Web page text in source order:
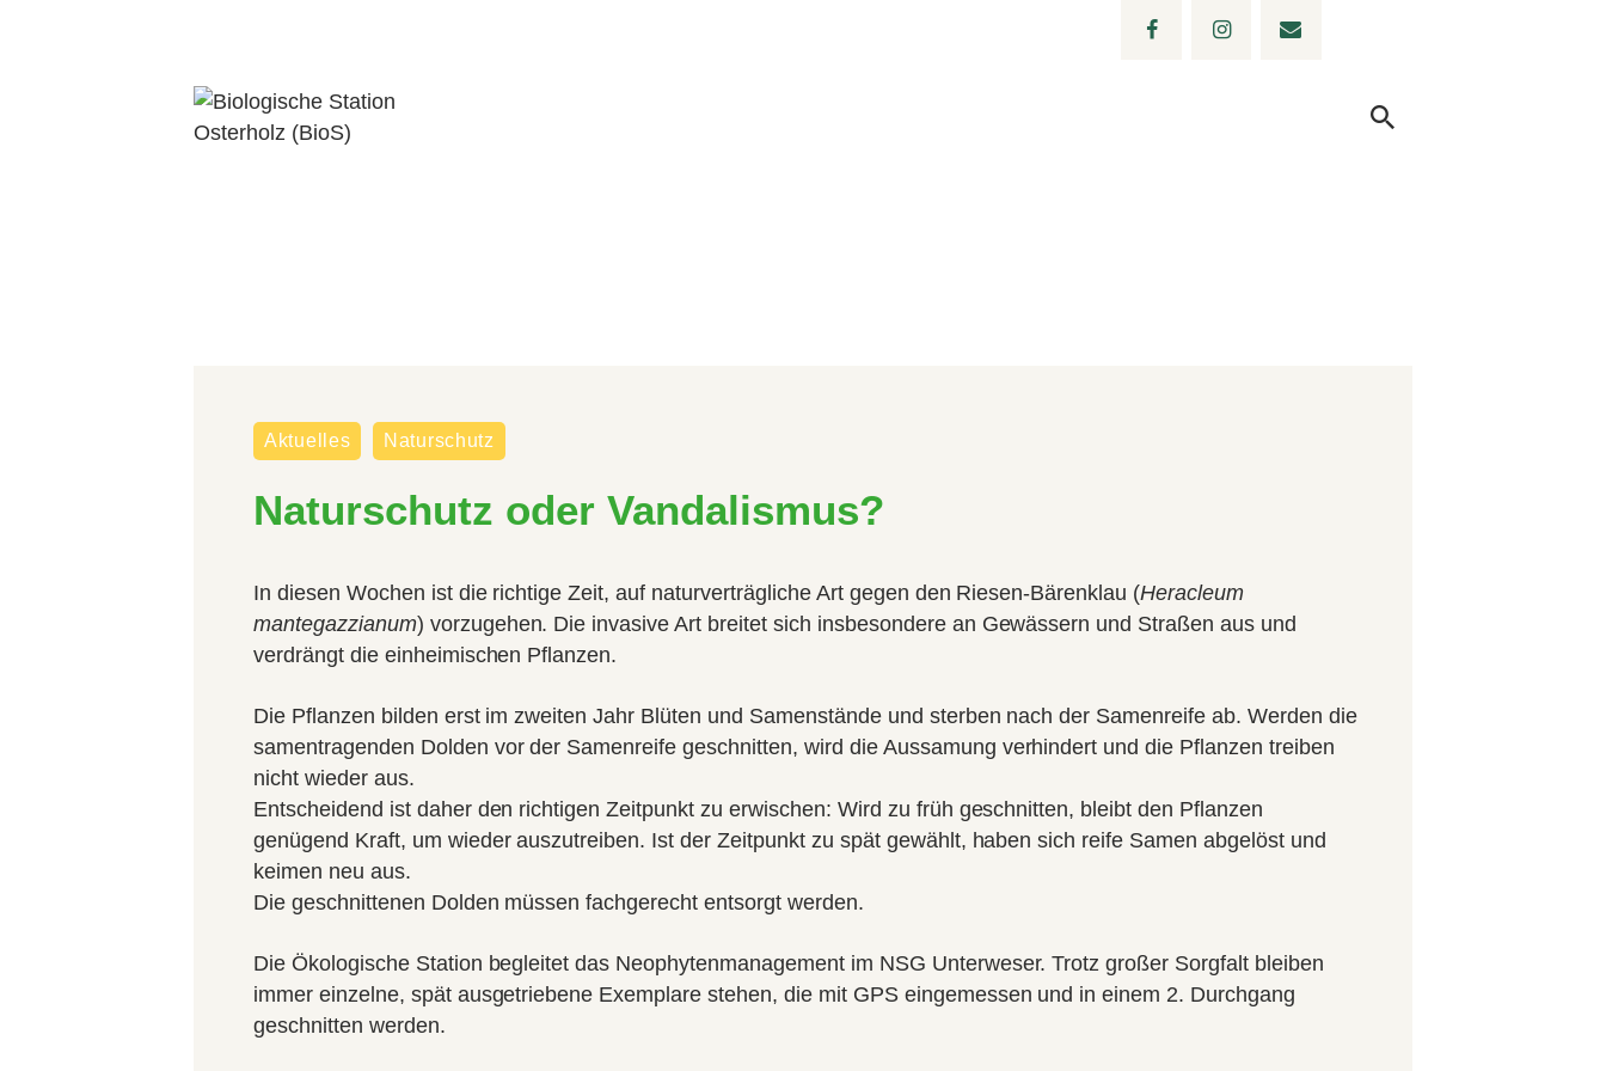
Aktuelles Naturschutz
Naturschutz oder Vandalismus?
In diesen Wochen ist die richtige Zeit, auf naturverträgliche Art gegen den Riesen-Bärenklau (Heracleum
mantegazzianum) vorzugehen. Die invasive Art breitet sich insbesondere an Gewässern und Straßen aus und
verdrängt die einheimischen Pflanzen.
Die Pflanzen bilden erst im zweiten Jahr Blüten und Samenstände und sterben nach der Samenreife ab. Werden die
samentragenden Dolden vor der Samenreife geschnitten, wird die Aussamung verhindert und die Pflanzen treiben
nicht wieder aus.
Entscheidend ist daher den richtigen Zeitpunkt zu erwischen: Wird zu früh geschnitten, bleibt den Pflanzen
genügend Kraft, um wieder auszutreiben. Ist der Zeitpunkt zu spät gewählt, haben sich reife Samen abgelöst und
keimen neu aus.
Die geschnittenen Dolden müssen fachgerecht entsorgt werden.
Die Ökologische Station begleitet das Neophytenmanagement im NSG Unterweser. Trotz großer Sorgfalt bleiben
immer einzelne, spät ausgetriebene Exemplare stehen, die mit GPS eingemessen und in einem 2. Durchgang
geschnitten werden.